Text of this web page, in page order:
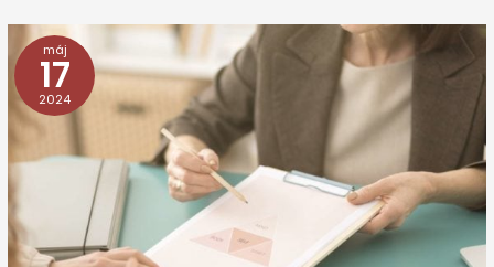
máj
17
2024
Fájdalomcsillapító
eljárások
mozgásszervi